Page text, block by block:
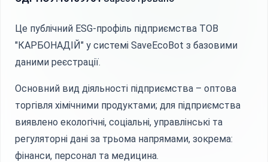
Це публічний ESG-профіль підприємства ТОВ
"КАРБОНАДІЙ" у системі SaveEcoBot з базовими
даними реєстрації.
Основний вид діяльності підприємства – оптова
торгівля хімічними продуктами; для підприємства
виявлено екологічні, соціальні, управлінські та
регуляторні дані за трьома напрямами, зокрема:
фінанси, персонал та медицина.